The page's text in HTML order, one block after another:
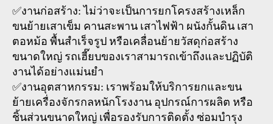
✅งานก่อสร้าง: ไม่ว่าจะเป็นการยกโครงสร้างเหล็ก
ขนย้ายเสาเข็ม คานสะพาน เสาไฟฟ้า ผนังกั้นดิน เสา
ตอหม้อ พื้นสำเร็จรูป หรือเคลื่อนย้ายวัสดุก่อสร้าง
ขนาดใหญ่ รถเฮี๊ยบของเราสามารถเข้าถึงและปฏิบัติ
งานได้อย่างแม่นยำ
✅งานอุตสาหกรรม: เราพร้อมให้บริการยกและขน
ย้ายเครื่องจักรกลหนักโรงงาน อุปกรณ์การผลิต หรือ
ชิ้นส่วนขนาดใหญ่ เพื่อรองรับการติดตั้ง ซ่อมบำรุง